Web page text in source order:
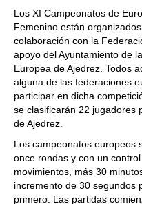
Los XI Campeonatos de
Femenino están
colaboración con la
apoyo del Ayuntamiento de
Europea de Ajedrez. Todos
alguna de las federaciones
participar en dicha
se clasificarán 22 jugadores
de Ajedrez.
Los campeonatos europeos
once rondas y con un
movimientos, más 30
incremento de 30 segundos
primero. Las partidas